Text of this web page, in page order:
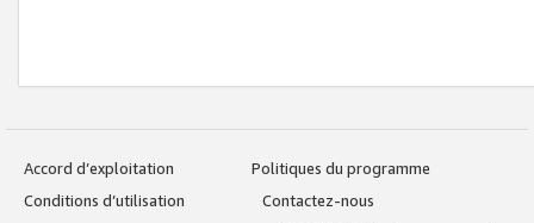
Accord d’exploitation
Politiques du programme
Conditions d’utilisation
Contactez-nous